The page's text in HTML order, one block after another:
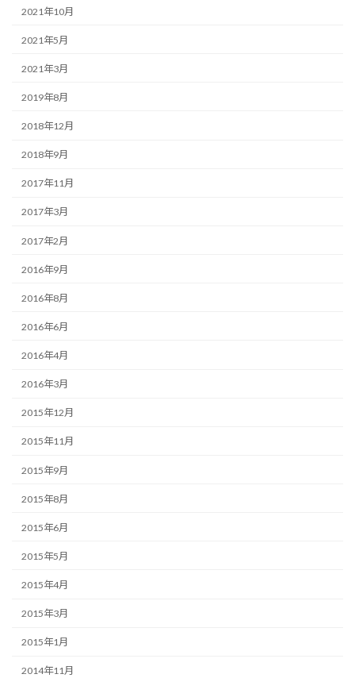
2021年10月
2021年5月
2021年3月
2019年8月
2018年12月
2018年9月
2017年11月
2017年3月
2017年2月
2016年9月
2016年8月
2016年6月
2016年4月
2016年3月
2015年12月
2015年11月
2015年9月
2015年8月
2015年6月
2015年5月
2015年4月
2015年3月
2015年1月
2014年11月